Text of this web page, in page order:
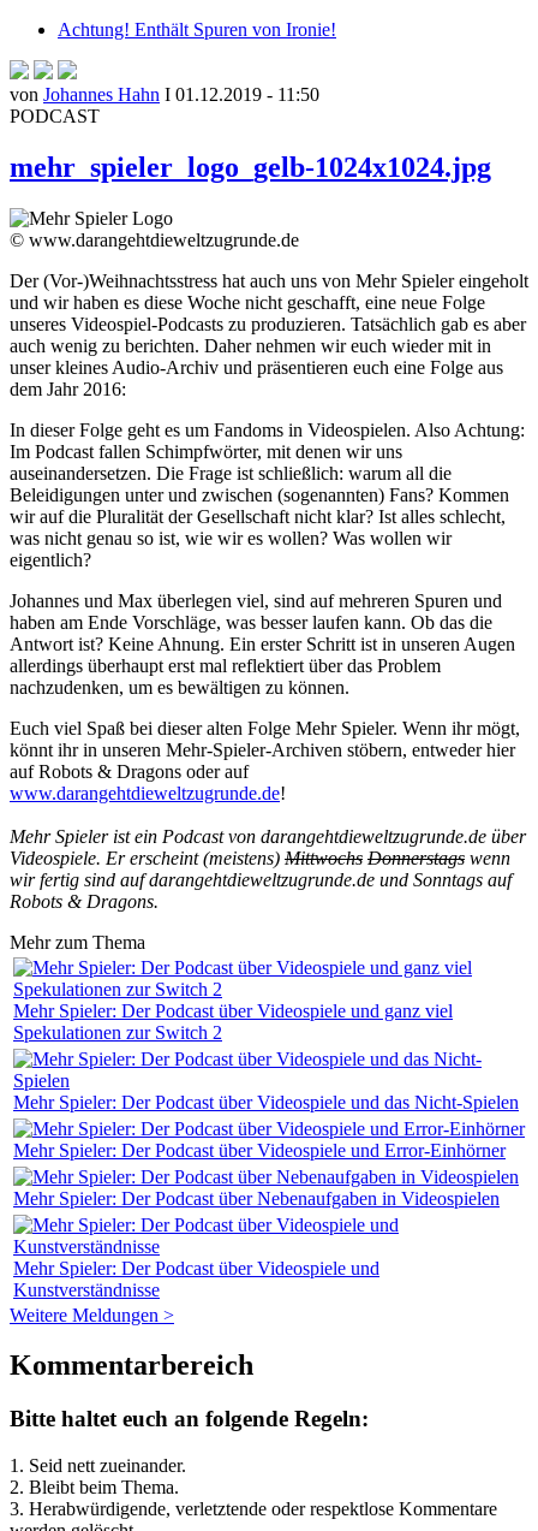
Achtung! Enthält Spuren von Ironie!
von Johannes Hahn I 01.12.2019 - 11:50
PODCAST
mehr_spieler_logo_gelb-1024x1024.jpg
© www.darangehtdieweltzugrunde.de
Der (Vor-)Weihnachtsstress hat auch uns von Mehr Spieler eingeholt
und wir haben es diese Woche nicht geschafft, eine neue Folge
unseres Videospiel-Podcasts zu produzieren. Tatsächlich gab es aber
auch wenig zu berichten. Daher nehmen wir euch wieder mit in
unser kleines Audio-Archiv und präsentieren euch eine Folge aus
dem Jahr 2016:
In dieser Folge geht es um Fandoms in Videospielen. Also Achtung:
Im Podcast fallen Schimpfwörter, mit denen wir uns
auseinandersetzen. Die Frage ist schließlich: warum all die
Beleidigungen unter und zwischen (sogenannten) Fans? Kommen
wir auf die Pluralität der Gesellschaft nicht klar? Ist alles schlecht,
was nicht genau so ist, wie wir es wollen? Was wollen wir
eigentlich?
Johannes und Max überlegen viel, sind auf mehreren Spuren und
haben am Ende Vorschläge, was besser laufen kann. Ob das die
Antwort ist? Keine Ahnung. Ein erster Schritt ist in unseren Augen
allerdings überhaupt erst mal reflektiert über das Problem
nachzudenken, um es bewältigen zu können.
Euch viel Spaß bei dieser alten Folge Mehr Spieler. Wenn ihr mögt,
könnt ihr in unseren Mehr-Spieler-Archiven stöbern, entweder hier
auf Robots & Dragons oder auf
www.darangehtdieweltzugrunde.de!
Mehr Spieler ist ein Podcast von darangehtdieweltzugrunde.de über
Videospiele. Er erscheint (meistens) Mittwochs Donnerstags wenn
wir fertig sind auf darangehtdieweltzugrunde.de und Sonntags auf
Robots & Dragons.
Mehr zum Thema
Mehr Spieler: Der Podcast über Videospiele und ganz viel
Spekulationen zur Switch 2
Mehr Spieler: Der Podcast über Videospiele und das Nicht-Spielen
Mehr Spieler: Der Podcast über Videospiele und Error-Einhörner
Mehr Spieler: Der Podcast über Nebenaufgaben in Videospielen
Mehr Spieler: Der Podcast über Videospiele und
Kunstverständnisse
Weitere Meldungen >
Kommentarbereich
Bitte haltet euch an folgende Regeln:
1. Seid nett zueinander.
2. Bleibt beim Thema.
3. Herabwürdigende, verletztende oder respektlose Kommentare